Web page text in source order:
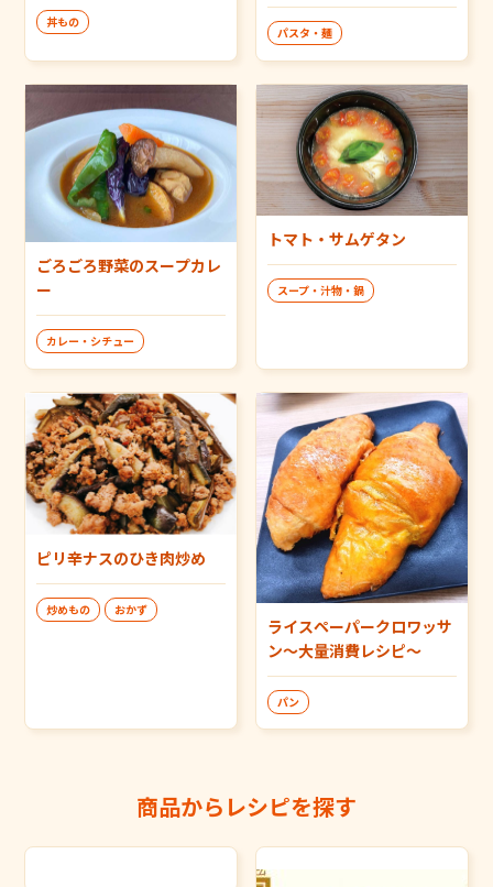
丼もの
パスタ・麺
ごろごろ野菜のスープカレ
ー
カレー・シチュー
トマト・サムゲタン
スープ・汁物・鍋
ピリ辛ナスのひき肉炒め
炒めもの おかず
ライスペーパークロワッサ
ン～大量消費レシピ～
パン
商品からレシピを探す